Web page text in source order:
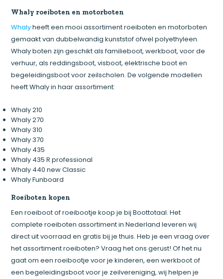
Whaly roeiboten en motorboten
Whalyheeft een mooi assortiment roeiboten en motorboten
gemaakt van dubbelwandig kunststof ofwel polyethyleen.
Whaly boten zijn geschikt als familieboot, werkboot, voor de
verhuur, als reddingsboot, visboot, elektrische boot en
begeleidingsboot voor zeilscholen. De volgende modellen
heeft Whaly in haar assortiment:
Whaly 210
Whaly 270
Whaly 310
Whaly 370
Whaly 435
Whaly 435 R professional
Whaly 440 new Classic
Whaly Funboard
Roeiboten kopen
Een roeiboot of roeibootje koop je bij Boottotaal. Het
complete roeiboten assortiment in Nederland leveren wij
direct uit voorraad en gratis bij je thuis. Heb je een vraag over
het assortiment roeiboten? Vraag het ons gerust! Of het nu
gaat om een roeibootje voor je kinderen, een werkboot of
een begeleidingsboot voor je zeilvereniging, wij helpen je